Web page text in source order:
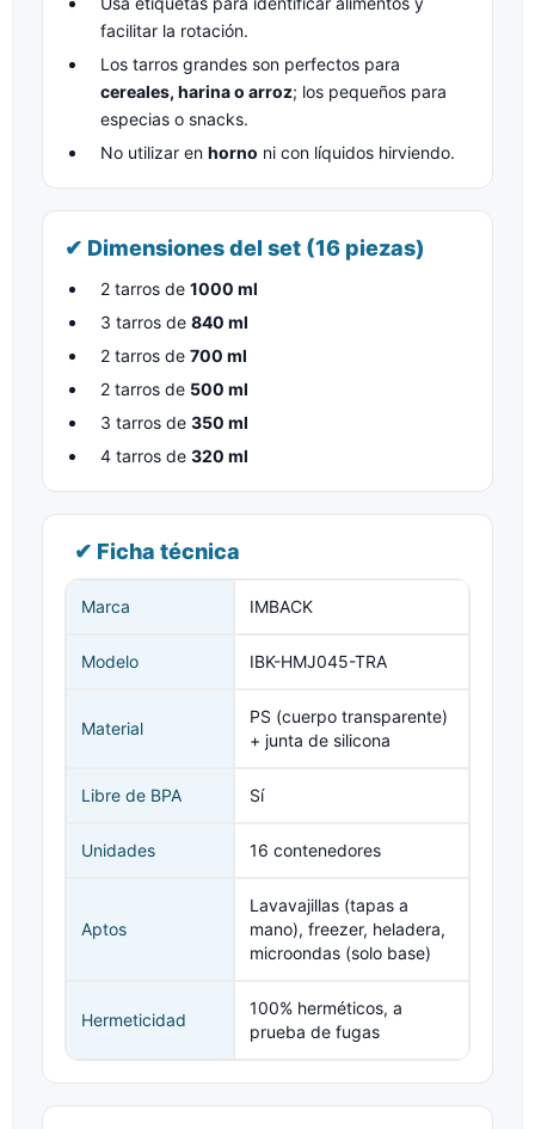
facilitar la rotación.
Los tarros grandes son perfectos para
cereales, harina o arroz; los pequeños para
especias o snacks.
No utilizar en horno ni con líquidos hirviendo.
✔ Dimensiones del set (16 piezas)
2 tarros de 1000 ml
3 tarros de 840 ml
2 tarros de 700 ml
2 tarros de 500 ml
3 tarros de 350 ml
4 tarros de 320 ml
✔ Ficha técnica
Marca IMBACK
Modelo IBK-HMJ045-TRA
Material
PS (cuerpo transparente)
+ junta de silicona
Libre de BPA Sí
Unidades 16 contenedores
Aptos
Lavavajillas (tapas a
mano), freezer, heladera,
microondas (solo base)
Hermeticidad
100% herméticos, a
prueba de fugas